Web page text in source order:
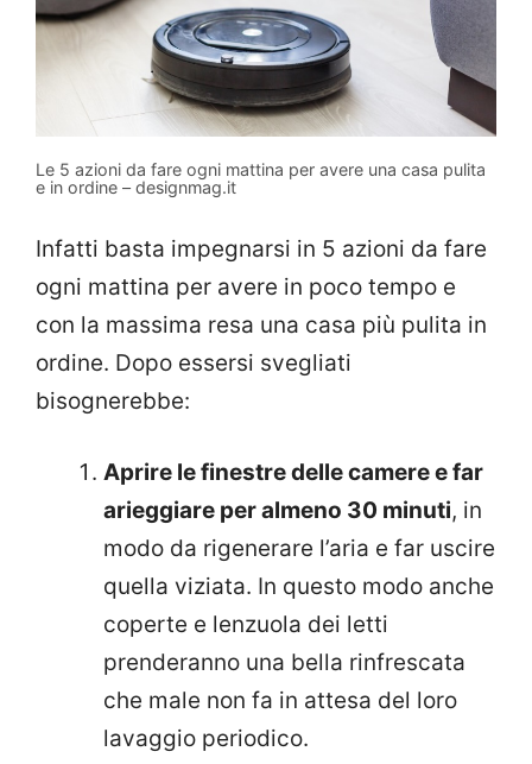
Le 5 azioni da fare ogni mattina per avere una casa pulita
e in ordine – designmag.it
Infatti basta impegnarsi in 5 azioni da fare
ogni mattina per avere in poco tempo e
con la massima resa una casa più pulita in
ordine. Dopo essersi svegliati
bisognerebbe:
Aprire le finestre delle camere e far
arieggiare per almeno 30 minuti, in
modo da rigenerare l’aria e far uscire
quella viziata. In questo modo anche
coperte e lenzuola dei letti
prenderanno una bella rinfrescata
che male non fa in attesa del loro
lavaggio periodico.